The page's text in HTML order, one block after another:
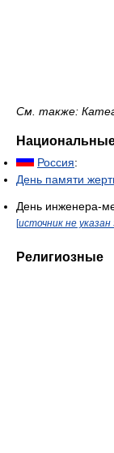
См. также:
Россия:
День памяти
День инженера-
[источник не указан
Религиозные